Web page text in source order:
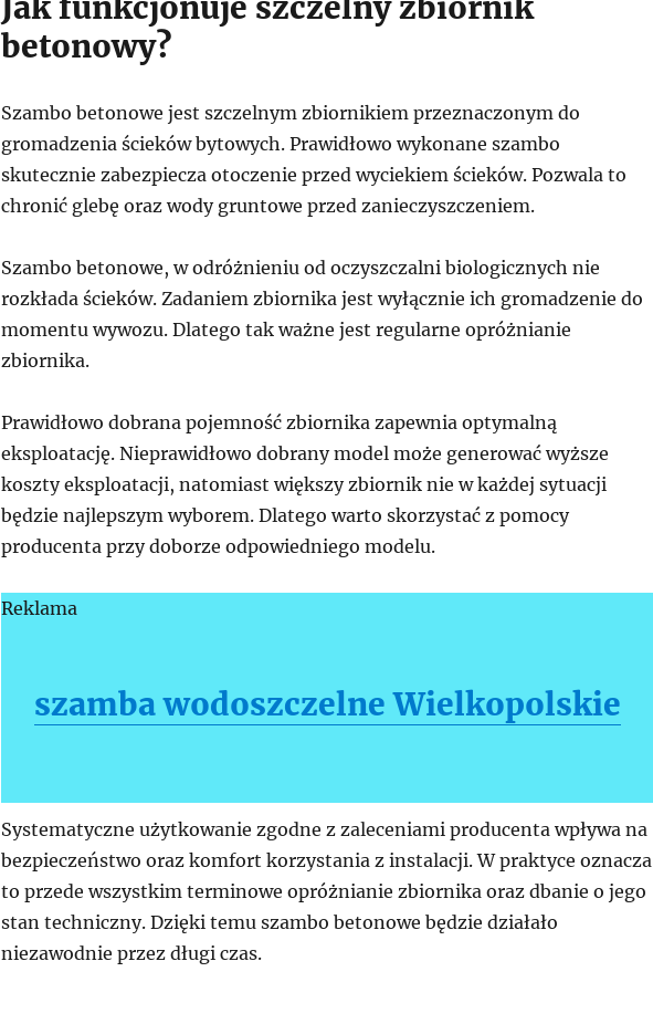
betonowy?
Szambo betonowe jest szczelnym zbiornikiem przeznaczonym do
gromadzenia ścieków bytowych. Prawidłowo wykonane szambo
skutecznie zabezpiecza otoczenie przed wyciekiem ścieków. Pozwala to
chronić glebę oraz wody gruntowe przed zanieczyszczeniem.
Szambo betonowe, w odróżnieniu od oczyszczalni biologicznych nie
rozkłada ścieków. Zadaniem zbiornika jest wyłącznie ich gromadzenie do
momentu wywozu. Dlatego tak ważne jest regularne opróżnianie
zbiornika.
Prawidłowo dobrana pojemność zbiornika zapewnia optymalną
eksploatację. Nieprawidłowo dobrany model może generować wyższe
koszty eksploatacji, natomiast większy zbiornik nie w każdej sytuacji
będzie najlepszym wyborem. Dlatego warto skorzystać z pomocy
producenta przy doborze odpowiedniego modelu.
Reklama
szamba wodoszczelne Wielkopolskie
Systematyczne użytkowanie zgodne z zaleceniami producenta wpływa na
bezpieczeństwo oraz komfort korzystania z instalacji. W praktyce oznacza
to przede wszystkim terminowe opróżnianie zbiornika oraz dbanie o jego
stan techniczny. Dzięki temu szambo betonowe będzie działało
niezawodnie przez długi czas.